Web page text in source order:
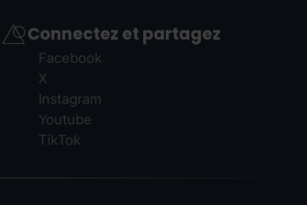
Connectez et partagez
Facebook
X
Instagram
Youtube
TikTok